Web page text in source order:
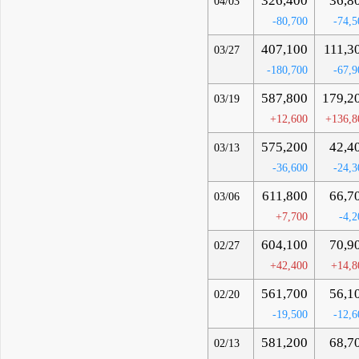
-80,700 -
03/27 407,100
-180,700 -
03/19 587,800
+12,600
03/13 575,200
-36,600 -
03/06 611,800
+7,700 -
02/27 604,100
+42,400
02/20 561,700
-19,500 -
02/13 581,200